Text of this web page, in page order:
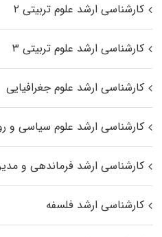
کارشناسی ارشد علوم تربیتی ۲
کارشناسی ارشد علوم تربیتی ۳
کارشناسی ارشد علوم جغرافیایی
کارشناسی ارشد علوم سیاسی و
کارشناسی ارشد فرماندهی و
کارشناسی ارشد فلسفه